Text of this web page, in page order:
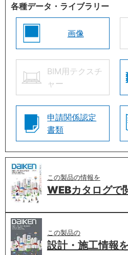
各種データ・ライブラリー
画像
BIM用テクスチ
ャー
申請関係認定
書類
この製品の情報を
WEBカタログで
この製品の
設計・施工情報を